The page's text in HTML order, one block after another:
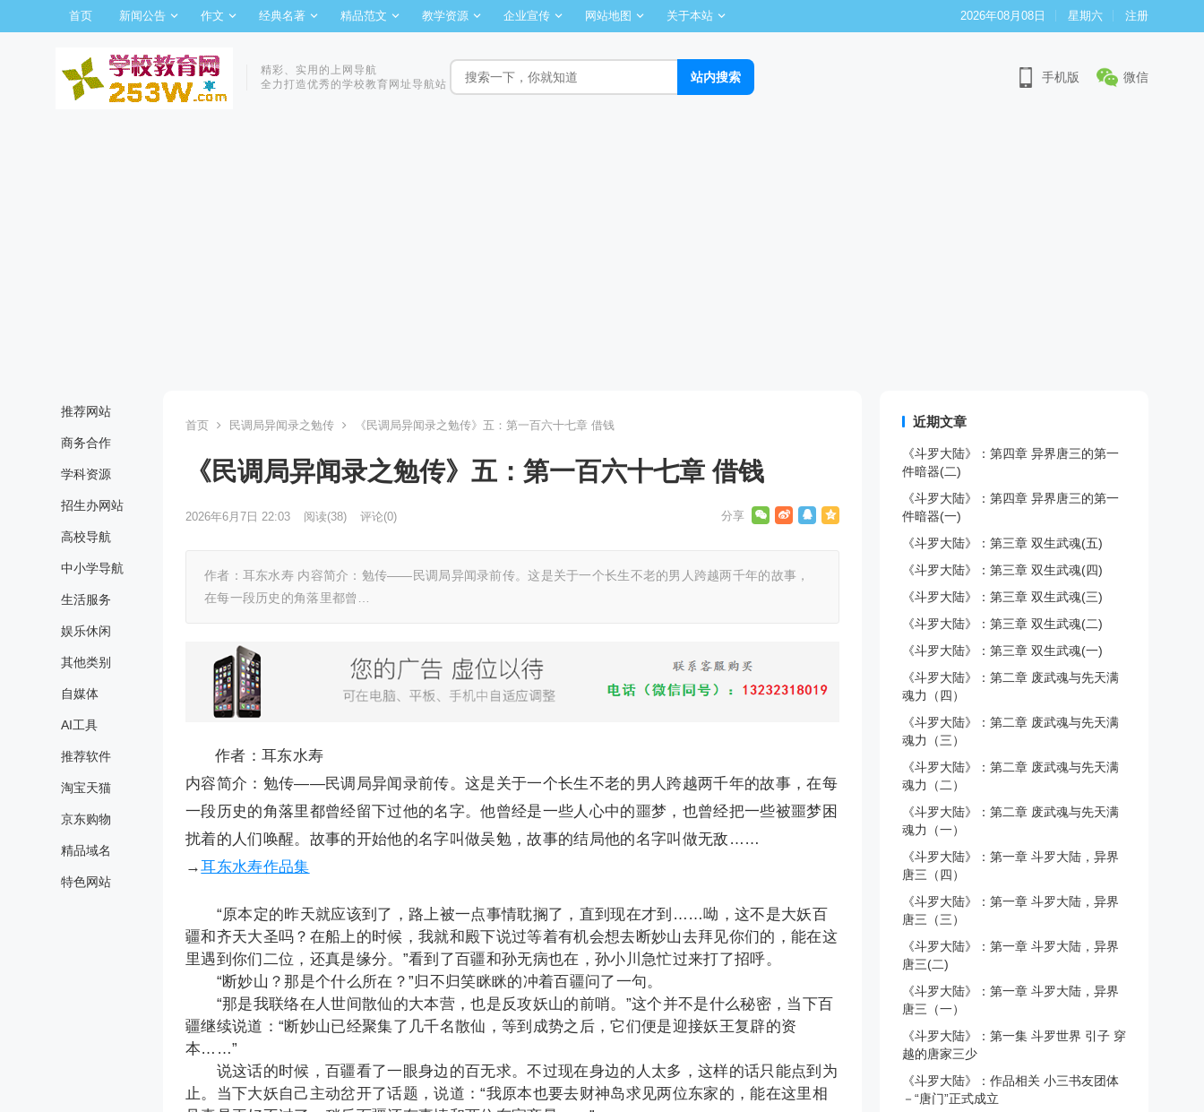
首页 新闻公告 作文 经典名著 精品范文 教学资源 企业宣传 网站地图 关于本站 2026年08月08日 星期六 注册
精彩、实用的上网导航
全力打造优秀的学校教育网址导航站
手机版 微信
推荐网站
商务合作
学科资源
招生办网站
高校导航
中小学导航
生活服务
娱乐休闲
其他类别
自媒体
AI工具
推荐软件
淘宝天猫
京东购物
精品域名
特色网站
首页 民调局异闻录之勉传 《民调局异闻录之勉传》五：第一百六十七章 借钱
《民调局异闻录之勉传》五：第一百六十七章 借钱
2026年6月7日 22:03 阅读(38) 评论(0)
作者：耳东水寿 内容简介：勉传——民调局异闻录前传。这是关于一个长生不老的男人跨越两千年的故事，
在每一段历史的角落里都曾…
作者：耳东水寿
内容简介：勉传——民调局异闻录前传。这是关于一个长生不老的男人跨越两千年的故事，在每
一段历史的角落里都曾经留下过他的名字。他曾经是一些人心中的噩梦，也曾经把一些被噩梦困
扰着的人们唤醒。故事的开始他的名字叫做吴勉，故事的结局他的名字叫做无敌……
→耳东水寿作品集
“原本定的昨天就应该到了，路上被一点事情耽搁了，直到现在才到……呦，这不是大妖百
疆和齐天大圣吗？在船上的时候，我就和殿下说过等着有机会想去断妙山去拜见你们的，能在这
里遇到你们二位，还真是缘分。”看到了百疆和孙无病也在，孙小川急忙过来打了招呼。
“断妙山？那是个什么所在？”归不归笑眯眯的冲着百疆问了一句。
“那是我联络在人世间散仙的大本营，也是反攻妖山的前哨。”这个并不是什么秘密，当下百
疆继续说道：“断妙山已经聚集了几千名散仙，等到成势之后，它们便是迎接妖王复辟的资
本……”
说这话的时候，百疆看了一眼身边的百无求。不过现在身边的人太多，这样的话只能点到为
止。当下大妖自己主动岔开了话题，说道：“我原本也要去财神岛求见两位东家的，能在这里相
近期文章
《斗罗大陆》：第四章 异界唐三的第一
件暗器(二)
《斗罗大陆》：第四章 异界唐三的第一
件暗器(一)
《斗罗大陆》：第三章 双生武魂(五)
《斗罗大陆》：第三章 双生武魂(四)
《斗罗大陆》：第三章 双生武魂(三)
《斗罗大陆》：第三章 双生武魂(二)
《斗罗大陆》：第三章 双生武魂(一)
《斗罗大陆》：第二章 废武魂与先天满
魂力（四）
《斗罗大陆》：第二章 废武魂与先天满
魂力（三）
《斗罗大陆》：第二章 废武魂与先天满
魂力（二）
《斗罗大陆》：第二章 废武魂与先天满
魂力（一）
《斗罗大陆》：第一章 斗罗大陆，异界
唐三（四）
《斗罗大陆》：第一章 斗罗大陆，异界
唐三（三）
《斗罗大陆》：第一章 斗罗大陆，异界
唐三(二)
《斗罗大陆》：第一章 斗罗大陆，异界
唐三（一）
《斗罗大陆》：第一集 斗罗世界 引子 穿
越的唐家三少
《斗罗大陆》：作品相关 小三书友团体
－“唐门”正式成立